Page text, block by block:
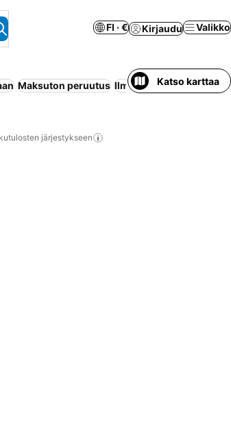
FI · € Kirjaudu Valikko
Maksuton peruutus Ilmastointi Koko talo/
Katso karttaa
järjestykseen